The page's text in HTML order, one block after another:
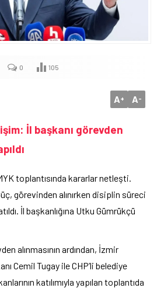
0 105
A+ A-
İl başkanı görevden
toplantısında kararlar netleşti.
görevinden alınırken disiplin süreci
İl başkanlığına Utku Gümrükçü
alınmasının ardından, İzmir
Cemil Tugay ile CHP’li belediye
katılımıyla yapılan toplantıda